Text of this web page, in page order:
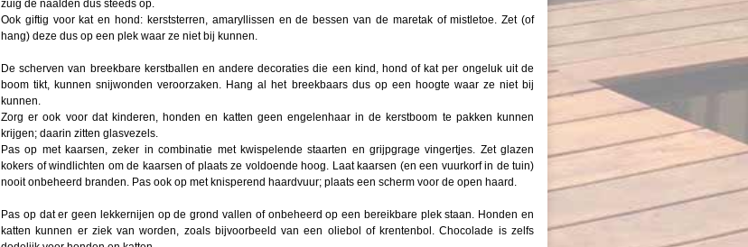
zuig de naalden dus steeds op.
Ook giftig voor kat en hond: kerststerren, amaryllissen en de bessen van de maretak of mistletoe. Zet (of
hang) deze dus op een plek waar ze niet bij kunnen.
De scherven van breekbare kerstballen en andere decoraties die een kind, hond of kat per ongeluk uit de
boom tikt, kunnen snijwonden veroorzaken. Hang al het breekbaars dus op een hoogte waar ze niet bij
kunnen.
Zorg er ook voor dat kinderen, honden en katten geen engelenhaar in de kerstboom te pakken kunnen
krijgen; daarin zitten glasvezels.
Pas op met kaarsen, zeker in combinatie met kwispelende staarten en grijpgrage vingertjes. Zet glazen
kokers of windlichten om de kaarsen of plaats ze voldoende hoog. Laat kaarsen (en een vuurkorf in de tuin)
nooit onbeheerd branden. Pas ook op met knisperend haardvuur; plaats een scherm voor de open haard.
Pas op dat er geen lekkernijen op de grond vallen of onbeheerd op een bereikbare plek staan. Honden en
katten kunnen er ziek van worden, zoals bijvoorbeeld van een oliebol of krentenbol. Chocolade is zelfs